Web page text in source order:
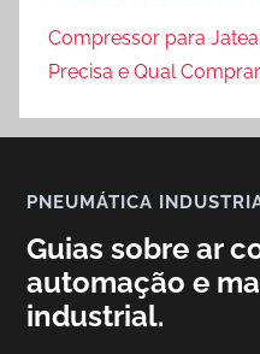
d
e
r
Compressor para
Precisa e Qual
PNEUMÁTICA
Guias sobre ar
automação e
industrial.